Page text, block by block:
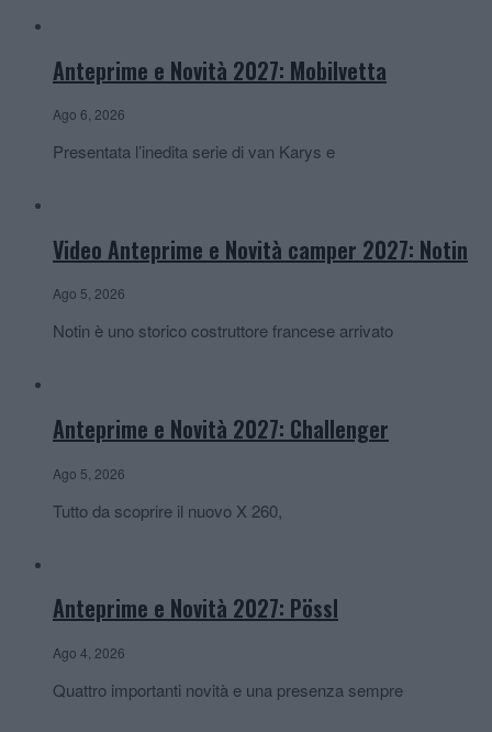
Anteprime e Novità 2027: Mobilvetta
Ago 6, 2026
Presentata l’inedita serie di van Karys e
Video Anteprime e Novità camper 2027: Notin
Ago 5, 2026
Notin è uno storico costruttore francese arrivato
Anteprime e Novità 2027: Challenger
Ago 5, 2026
Tutto da scoprire il nuovo X 260,
Anteprime e Novità 2027: Pössl
Ago 4, 2026
Quattro importanti novità e una presenza sempre